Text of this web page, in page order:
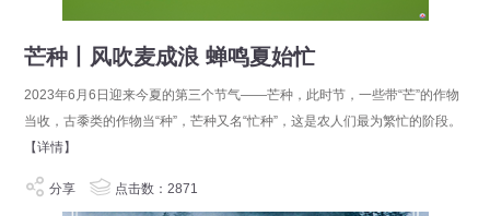
芒种丨风吹麦成浪 蝉鸣夏始忙
2023年6月6日迎来今夏的第三个节气——芒种，此时节，一些带“芒”的作物
当收，古黍类的作物当“种”，芒种又名“忙种”，这是农人们最为繁忙的阶段。
【详情】
分享 点击数：2871